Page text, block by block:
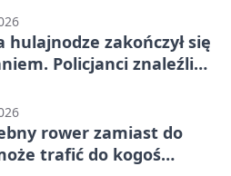
hulajnodze zakończył się
Policjanci znaleźli
rower zamiast do
trafić do kogoś